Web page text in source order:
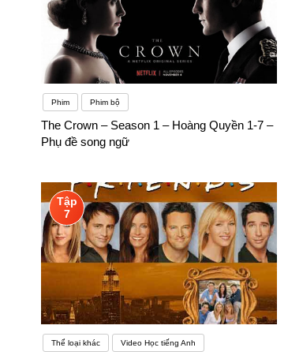
Phim Phim bộ
The Crown – Season 1 – Hoàng Quyền 1-7 –
Phụ đề song ngữ
Tập
7
Thể loại khác Video Học tiếng Anh